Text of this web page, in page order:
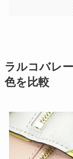
ラルコバレ
色を比較